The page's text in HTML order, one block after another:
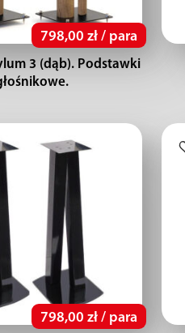
798,00 zł / para
3 (dąb). Podstawki
798,00 zł / para